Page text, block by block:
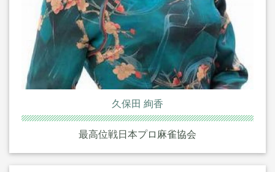
久保田 絢香
最高位戦日本プロ麻雀協会